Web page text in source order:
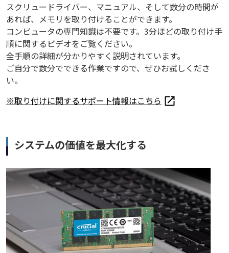
スクリュードライバー、マニュアル、そして数分の時間が
あれば、メモリを取り付けることができます。
コンピュータの専門知識は不要です。3分ほどの取り付け手
順に関するビデオをご覧ください。
全手順の詳細が分かりやすく説明されています。
ご自分で数分でできる作業ですので、ぜひお試しくださ
い。
※取り付けに関するサポート情報はこちら
システムの価値を最大化する